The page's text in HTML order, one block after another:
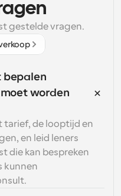
gestelde vragen.
bepalen
worden
tarief, de looptijd en
en leid leners
die kan bespreken
kunnen